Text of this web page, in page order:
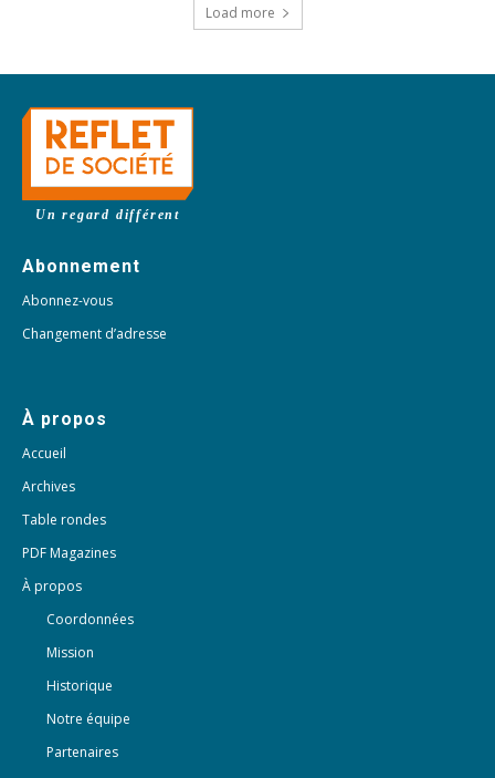
Load more
Un regard différent
Abonnement
Abonnez-vous
Changement d’adresse
À propos
Accueil
Archives
Table rondes
PDF Magazines
À propos
Coordonnées
Mission
Historique
Notre équipe
Partenaires